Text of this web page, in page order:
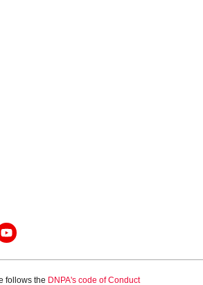
follows the DNPA's code of Conduct